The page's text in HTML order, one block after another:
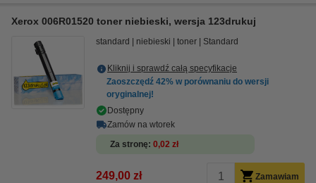
Xerox 006R01520 toner niebieski, wersja 123drukuj
standard niebieski toner Standard
Kliknij i sprawdź całą specyfikacje
Zaoszczędź 42% w porównaniu do wersji
oryginalnej!
Dostępny
Zamów na wtorek
Za stronę 0,02 zł
249,00 zł Zamawiam